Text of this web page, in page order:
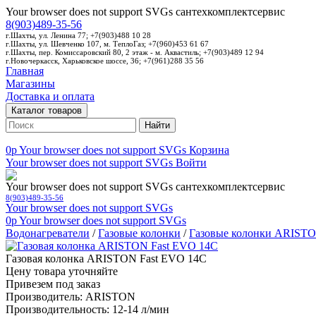
Your browser does not support SVGs сантехкомплектсервис
8(903)489-35-56
г.Шахты, ул. Ленина 77; +7(903)488 10 28
г.Шахты, ул. Шевченко 107, м. ТеплоГаз; +7(960)453 61 67
г.Шахты, пер. Комиссаровский 80, 2 этаж - м. Аквастиль; +7(903)489 12 94
г.Новочеркасск, Харьковское шоссе, 36; +7(961)288 35 56
Главная
Магазины
Доставка и оплата
Каталог товаров
Найти
0pYour browser does not support SVGs Корзина
Your browser does not support SVGs Войти
Your browser does not support SVGs сантехкомплектсервис
8(903)489-35-56
Your browser does not support SVGs
0pYour browser does not support SVGs
Водонагреватели /Газовые колонки /Газовые колонки
Газовая колонка ARISTON Fast EVO 14С
Цену товара уточняйте
Привезем под заказ
Производитель: ARISTON
Производительность: 12-14 л/мин